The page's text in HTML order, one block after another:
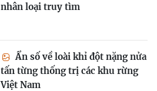
nhân loại truy tìm
Ẩn số về loài khỉ đột nặng nửa
tấn từng thống trị các khu rừng
Việt Nam